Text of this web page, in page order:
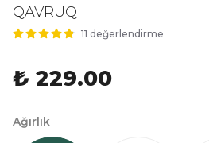
QAVRUQ
11 değerlendirme
₺ 229.00
Ağırlık